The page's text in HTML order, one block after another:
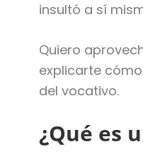
insultó a sí
Quiero
explicarte
del vocativo.
¿Qué es